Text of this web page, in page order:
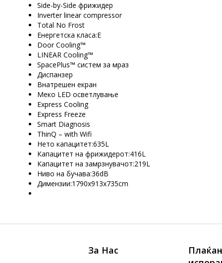
Side-by-Side фрижидер
Inverter linear compressor
Total No Frost
Енергетска класа:Е
Door Cooling™
LINEAR Cooling™
SpacePlus™ систем за мраз
Диспанзер
Внатрешен екран
Меко LED осветлување
Express Cooling
Express Freeze
Smart Diagnosis
ThinQ – with Wifi
Нето капацитет:635L
Капацитет на фрижидерот:416L
Капацитет на замрзнувачот:219L
Ниво на бучава:36dB
Димензии:1790x913x735cm
За Нас